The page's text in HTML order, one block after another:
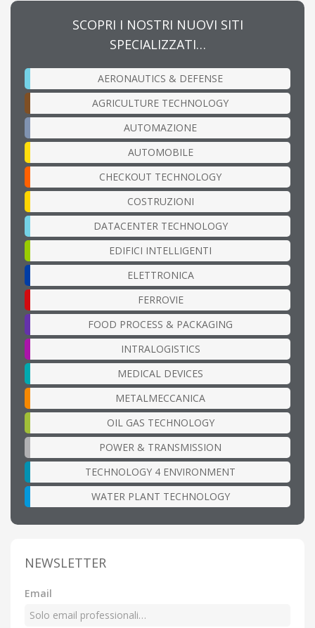
SCOPRI I NOSTRI NUOVI SITI
SPECIALIZZATI…
AERONAUTICS & DEFENSE
AGRICULTURE TECHNOLOGY
AUTOMAZIONE
AUTOMOBILE
CHECKOUT TECHNOLOGY
COSTRUZIONI
DATACENTER TECHNOLOGY
EDIFICI INTELLIGENTI
ELETTRONICA
FERROVIE
FOOD PROCESS & PACKAGING
INTRALOGISTICS
MEDICAL DEVICES
METALMECCANICA
OIL GAS TECHNOLOGY
POWER & TRANSMISSION
TECHNOLOGY 4 ENVIRONMENT
WATER PLANT TECHNOLOGY
NEWSLETTER
Email